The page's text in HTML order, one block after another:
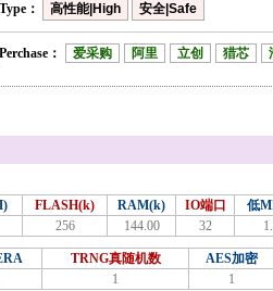
： 高性能|High 安全|Safe
： 爱采购 阿里 立创 猎芯
FLASH(k) RAM(k) IO端口 低
256 144.00 32
TRNG真随机数 AES加密
1 1